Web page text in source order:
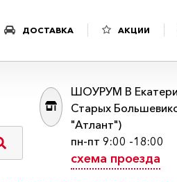
ДОСТАВКА АКЦИИ
ШОУРУМ В
Старых
"Атлант")
пн-пт 9:00 -18:00
схема проезда